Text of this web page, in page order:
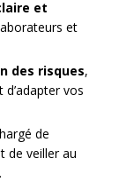
et
et
des risques,
vos
de
de veiller au